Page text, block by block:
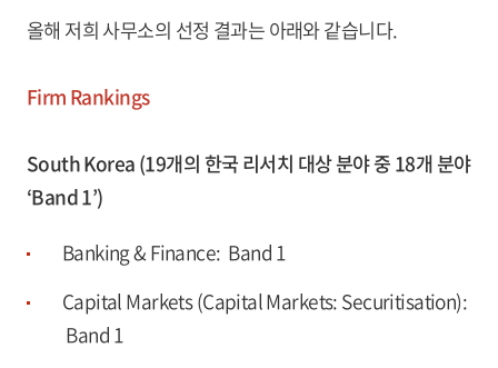
올해 저희 사무소의 선정 결과는 아래와 같습니다.
Firm Rankings
South Korea (19개의 한국 리서치 대상 분야 중 18개 분야
‘Band 1’)
Banking & Finance: Band 1
Capital Markets (Capital Markets: Securitisation):
Band 1